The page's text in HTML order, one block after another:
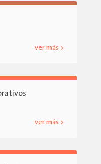
ver más >
ver más >